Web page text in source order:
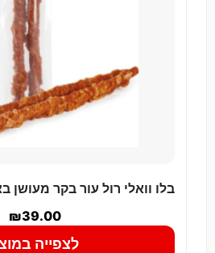
בלו וואלי רול עור בקר מעושן בציפוי
₪39.00
לצפייה